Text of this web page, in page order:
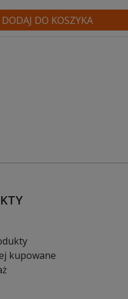
DODAJ DO KOSZYKA
kupowane